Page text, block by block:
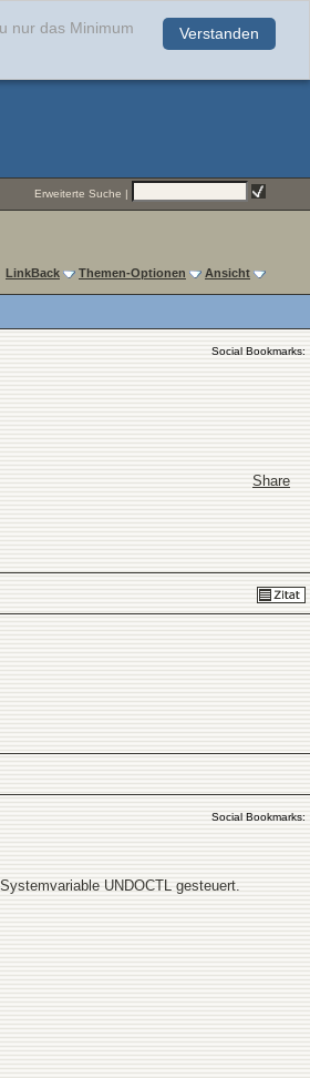
Verstanden
nur das Minimum
Erweiterte Suche |
LinkBack Themen-Optionen Ansicht
Social Bookmarks:
Share
Social Bookmarks:
UNDOCTL gesteuert.